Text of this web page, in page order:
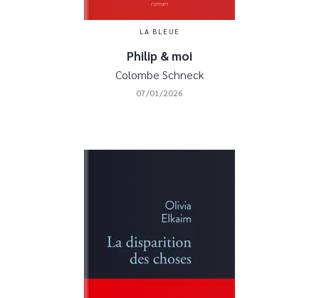
LA BLEUE
Philip & moi
Colombe Schneck
07/01/2026